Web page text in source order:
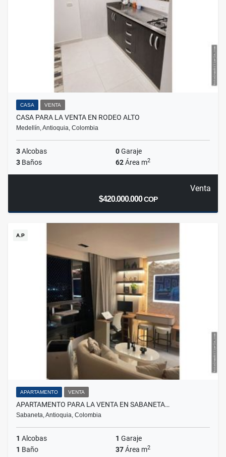
CASA VENTA
CASA PARA LA VENTA EN RODEO ALTO
Medellín, Antioquia, Colombia
3Alcobas 0Garaje
3 Baños 62Área m2
Venta
$420.000.000COP
A.P
APARTAMENTO VENTA
APARTAMENTO PARA LA VENTA EN SABANETA…
Sabaneta, Antioquia, Colombia
1 Alcobas 1 Garaje
1 Baño 37Área m2